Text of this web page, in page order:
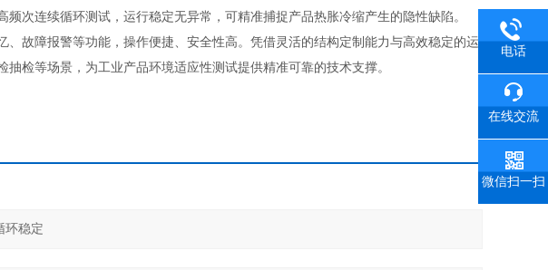
次连续循环测试，运行稳定无异常，可精准捕捉产品热胀冷缩产生的隐性缺陷。
故障报警等功能，操作便捷、安全性高。凭借灵活的结构定制能力与高效稳定的运
检等场景，为工业产品环境适应性测试提供精准可靠的技术支撑。
电话
在线交流
微信扫一扫